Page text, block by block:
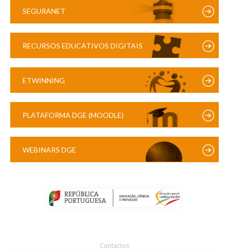
SEGURANET
RECURSOS EDUCATIVOS DIGITAIS
ETWINNING
PLATAFORMA DGE (MOODLE)
WEBINARS DGE
Contactos